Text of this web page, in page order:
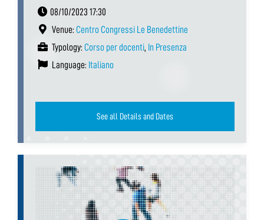
08/10/2023 17:30
Venue: Centro Congressi Le Benedettine
Typology: Corso per docenti, In Presenza
Language: Italiano
See all Details and Dates